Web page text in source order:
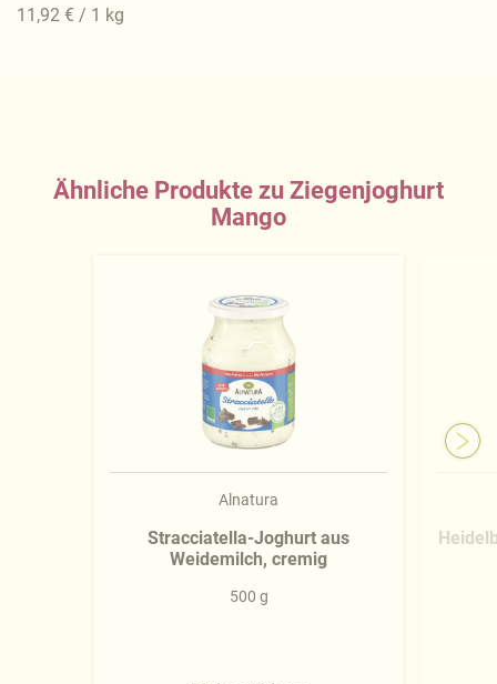
11,92 € / 1 kg
Ähnliche Produkte zu Ziegenjoghurt
Mango
Alnatura
Stracciatella-Joghurt aus
Weidemilch, cremig
500 g